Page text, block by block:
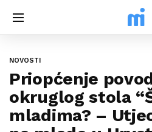
NOVOSTI
Priopćenje
okruglog stola
mladima? –